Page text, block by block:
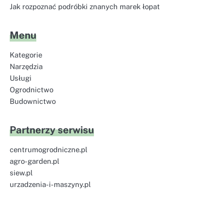
Jak rozpoznać podróbki znanych marek łopat
Menu
Kategorie
Narzędzia
Usługi
Ogrodnictwo
Budownictwo
Partnerzy serwisu
centrumogrodniczne.pl
agro-garden.pl
siew.pl
urzadzenia-i-maszyny.pl